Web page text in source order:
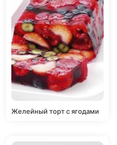
Желейный торт с ягодами